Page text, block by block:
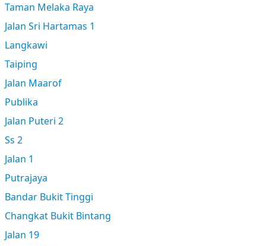
Taman Melaka Raya
Jalan Sri Hartamas 1
Langkawi
Taiping
Jalan Maarof
Publika
Jalan Puteri 2
Ss 2
Jalan 1
Putrajaya
Bandar Bukit Tinggi
Changkat Bukit Bintang
Jalan 19